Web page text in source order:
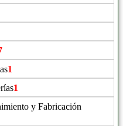
1
1
y Fabricación